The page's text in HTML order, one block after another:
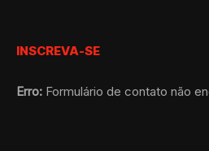
INSCREVA-SE
Erro: Formulário de contato não